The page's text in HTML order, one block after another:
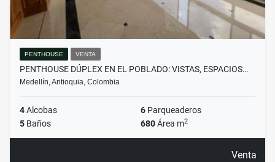
PENTHOUSE VENTA
PENTHOUSE DÚPLEX EN EL POBLADO: VISTAS, ESPACIOS…
Medellín, Antioquia, Colombia
4Alcobas 6 Parqueaderos
5 Baños 680Área m2
Venta